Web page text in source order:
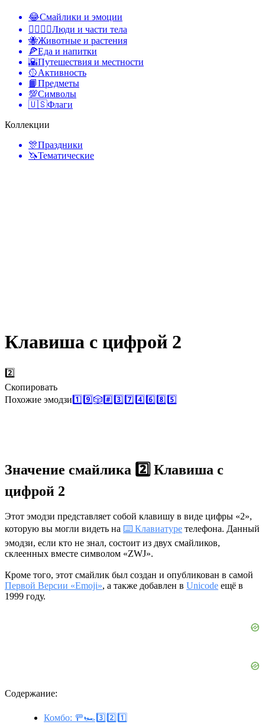
😂Смайлики и эмоции
👩‍❤️‍💋‍👨Люди и части тела
🐝Животные и растения
🍕Еда и напитки
🌇Путешествия и местности
🥎Активность
📙Предметы
💯Символы
🇺🇸Флаги
Коллекции
🎊Праздники
🦄Тематические
Клавиша с цифрой 2
2️⃣
Скопировать
Похожие эмодзи 1️⃣ 9️⃣🎲 #️⃣ 3️⃣ 7️⃣ 4️⃣ 6️⃣ 8️⃣ 5️⃣
Значение смайлика 2️⃣ Клавиша с
цифрой 2
Этот эмодзи представляет собой клавишу в виде цифры «2»,
которую вы могли видеть на ⌨️ Клавиатуре телефона. Данный
эмодзи, если кто не знал, состоит из двух смайликов,
склеенных вместе символом «ZWJ».
Кроме того, этот смайлик был создан и опубликован в самой
Первой Версии «Emoji», а также добавлен в Unicode ещё в
1999 году.
Содержание:
Комбо: 🚥🏎️3️⃣2️⃣1️⃣